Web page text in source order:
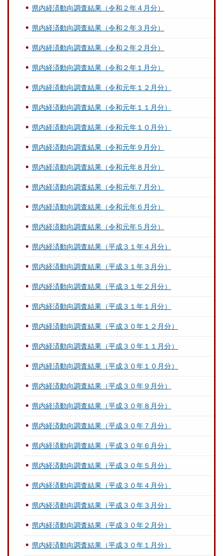
県内経済動向調査結果（令和２年４月分）
県内経済動向調査結果（令和２年３月分）
県内経済動向調査結果（令和２年２月分）
県内経済動向調査結果（令和２年１月分）
県内経済動向調査結果（令和元年１２月分）
県内経済動向調査結果（令和元年１１月分）
県内経済動向調査結果（令和元年１０月分）
県内経済動向調査結果（令和元年９月分）
県内経済動向調査結果（令和元年８月分）
県内経済動向調査結果（令和元年７月分）
県内経済動向調査結果（令和元年６月分）
県内経済動向調査結果（令和元年５月分）
県内経済動向調査結果（平成３１年４月分）
県内経済動向調査結果（平成３１年３月分）
県内経済動向調査結果（平成３１年２月分）
県内経済動向調査結果（平成３１年１月分）
県内経済動向調査結果（平成３０年１２月分）
県内経済動向調査結果（平成３０年１１月分）
県内経済動向調査結果（平成３０年１０月分）
県内経済動向調査結果（平成３０年９月分）
県内経済動向調査結果（平成３０年８月分）
県内経済動向調査結果（平成３０年７月分）
県内経済動向調査結果（平成３０年６月分）
県内経済動向調査結果（平成３０年５月分）
県内経済動向調査結果（平成３０年４月分）
県内経済動向調査結果（平成３０年３月分）
県内経済動向調査結果（平成３０年２月分）
県内経済動向調査結果（平成３０年１月分）